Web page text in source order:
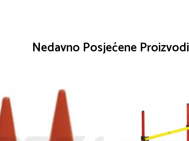
Nedavno Posjećene Proizvodi